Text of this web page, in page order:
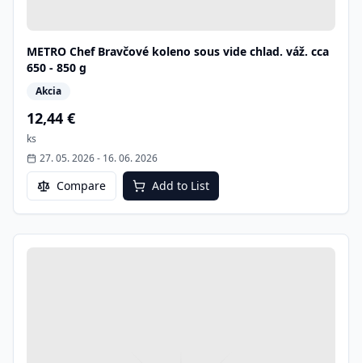
METRO Chef Bravčové koleno sous vide chlad. váž. cca
650 - 850 g
Akcia
12,44 €
ks
27. 05. 2026- 16. 06. 2026
Compare Add to List